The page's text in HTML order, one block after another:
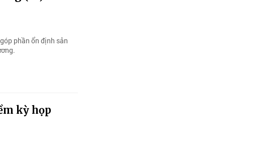
phần ổn định sản
kỳ họp